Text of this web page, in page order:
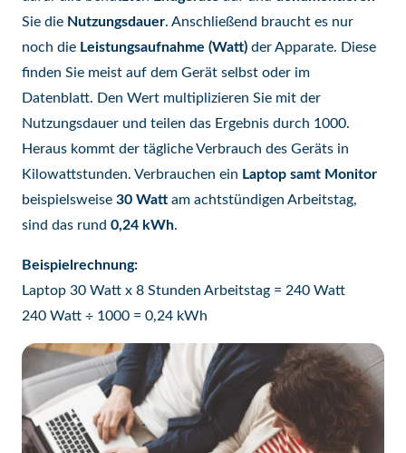
Sie die Nutzungsdauer. Anschließend braucht es nur
noch die Leistungsaufnahme (Watt) der Apparate. Diese
finden Sie meist auf dem Gerät selbst oder im
Datenblatt. Den Wert multiplizieren Sie mit der
Nutzungsdauer und teilen das Ergebnis durch 1000.
Heraus kommt der tägliche Verbrauch des Geräts in
Kilowattstunden. Verbrauchen ein Laptop samt Monitor
beispielsweise 30 Watt am achtstündigen Arbeitstag,
sind das rund 0,24 kWh.
Beispielrechnung:
Laptop 30 Watt x 8 Stunden Arbeitstag = 240 Watt
240 Watt ÷ 1000 = 0,24 kWh